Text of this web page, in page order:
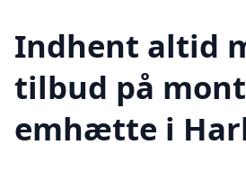
Indhent altid
tilbud på
emhætte i